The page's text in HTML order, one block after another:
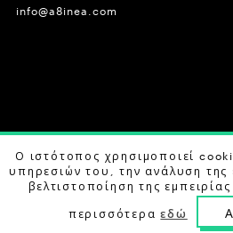
info@a8inea.com
COPYRIGHT © 2026 αθηΝΕΑ, ALL
DESIGN BY G DESIGN STUDIO.
Ο ιστότοπος χρησιμοποιεί
υπηρεσιών του, την ανάλυση της
βελτιστοποίηση της
περισσότεραεδώ